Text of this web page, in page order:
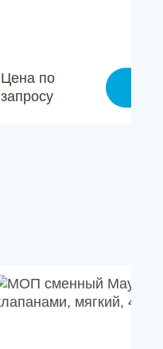
Цена по
запросу